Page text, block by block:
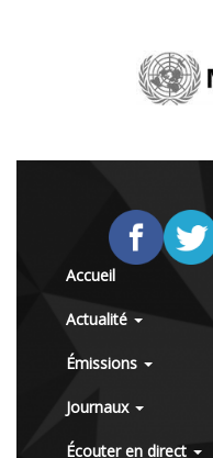
Accueil
Actualité
Émissions
Journaux
Écouter en direct